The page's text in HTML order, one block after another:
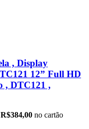
, Display
12” Full HD
, DTC121 ,
R$384,00 no cartão